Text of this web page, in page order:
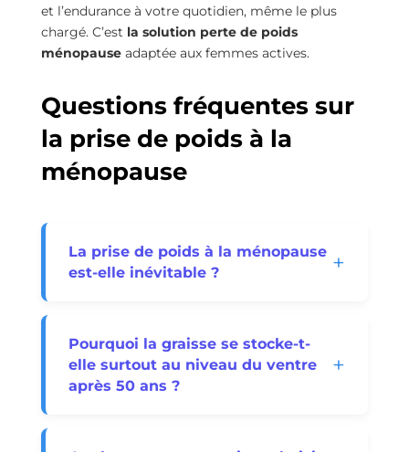
et l’endurance à votre quotidien, même le plus
chargé. C’est la solution perte de poids
ménopause adaptée aux femmes actives.
Questions fréquentes sur
la prise de poids à la
ménopause
La prise de poids à la ménopause
est-elle inévitable ?
La ménopause modifie la physiologie et le
métabolisme, mais avec des adaptations
alimentaires et une activité physique
Pourquoi la graisse se stocke-t-
elle surtout au niveau du ventre
après 50 ans ?